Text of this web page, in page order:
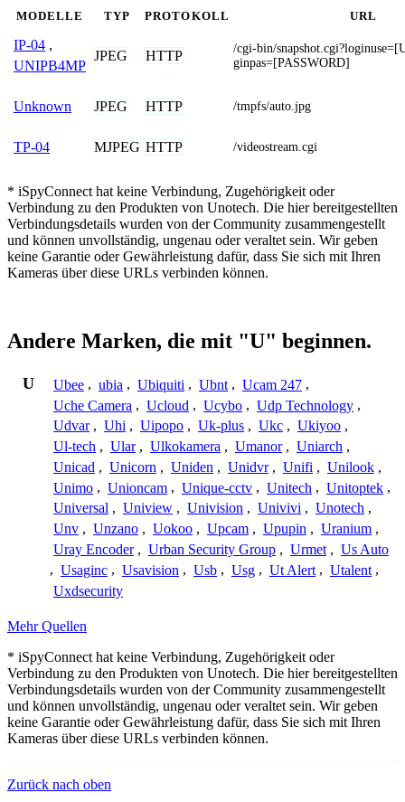
MODELLE TYP PROTOKOLL URL
IP-04 ,
UNIPB4MP
JPEG HTTP
/cgi-bin/
ginpas=[PASSWORD]
Unknown JPEG HTTP /tmpfs/auto.jpg
TP-04 MJPEG HTTP /videostream.cgi
* iSpyConnect hat keine Verbindung, Zugehörigkeit oder
Verbindung zu den Produkten von Unotech. Die hier bereitgestellten
Verbindungsdetails wurden von der Community zusammengestellt
und können unvollständig, ungenau oder veraltet sein. Wir geben
keine Garantie oder Gewährleistung dafür, dass Sie sich mit Ihren
Kameras über diese URLs verbinden können.
Andere Marken, die mit "U" beginnen.
U Ubee , ubia , Ubiquiti , Ubnt , Ucam 247 ,
Uche Camera , Ucloud , Ucybo , Udp Technology ,
Udvar , Uhi , Uipopo , Uk-plus , Ukc , Ukiyoo ,
Ul-tech , Ular , Ulkokamera , Umanor , Uniarch ,
Unicad , Unicorn , Uniden , Unidvr , Unifi , Unilook ,
Unimo , Unioncam , Unique-cctv , Unitech , Unitoptek ,
Universal , Uniview , Univision , Univivi , Unotech ,
Unv , Unzano , Uokoo , Upcam , Upupin , Uranium ,
Uray Encoder , Urban Security Group , Urmet , Us Auto
, Usaginc , Usavision , Usb , Usg , Ut Alert , Utalent ,
Uxdsecurity
Mehr Quellen
* iSpyConnect hat keine Verbindung, Zugehörigkeit oder
Verbindung zu den Produkten von Unotech. Die hier bereitgestellten
Verbindungsdetails wurden von der Community zusammengestellt
und können unvollständig, ungenau oder veraltet sein. Wir geben
keine Garantie oder Gewährleistung dafür, dass Sie sich mit Ihren
Kameras über diese URLs verbinden können.
Zurück nach oben